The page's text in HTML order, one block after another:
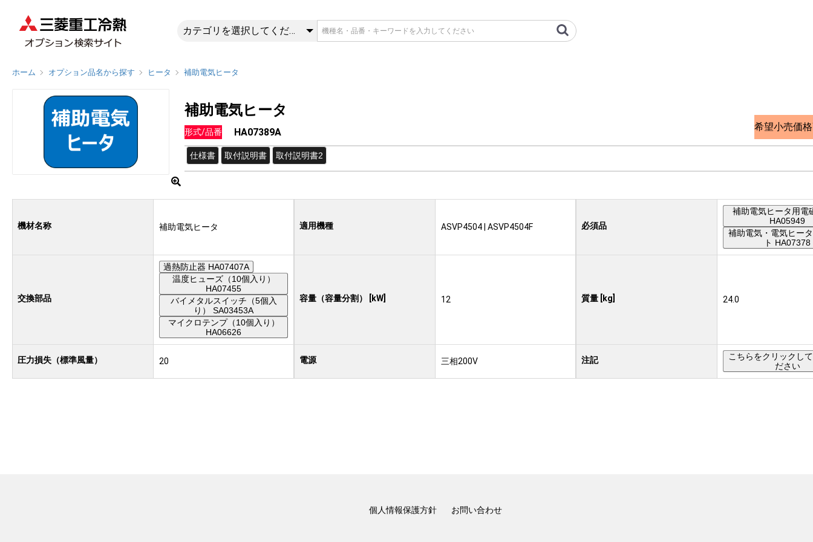
HA07389A | 補助電気ヒータ | 三菱重工冷熱 オプション検索サイト
カテゴリを選択してください
ホーム オプション品名から探す ヒータ 補助電気ヒータ
補助電気ヒータ
形式/品番 HA07389A 希望小売価格
仕様書 取付説明書 取付説明書2
機材名称 補助電気ヒータ 適用機種 ASVP4504 | ASVP4504F 必須品
補助電気ヒータ用電
HA05949
補助電気・電気ヒー
ト HA07378
交換部品
過熱防止器 HA07407A
温度ヒューズ（10個入り）
HA07455
バイメタルスイッチ（5個入
り） SA03453A
マイクロテンプ（10個入り）
HA06626
容量（容量分割） [kW] 12 質量 [kg] 24.0
圧力損失（標準風量） 20 電源 三相200V 注記
こちらをクリックし
ださい
個人情報保護方針 お問い合わせ